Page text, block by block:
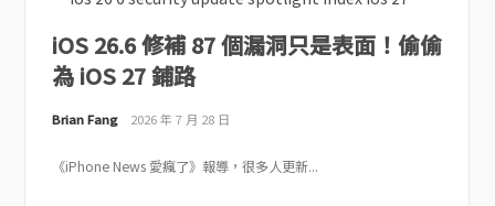
iOS 26.6 修補 87 個漏洞只是表面！偷偷
為 iOS 27 鋪路
Brian Fang 2026 年 7 月 28 日
《iPhone News 愛瘋了》報導，很多人更新...